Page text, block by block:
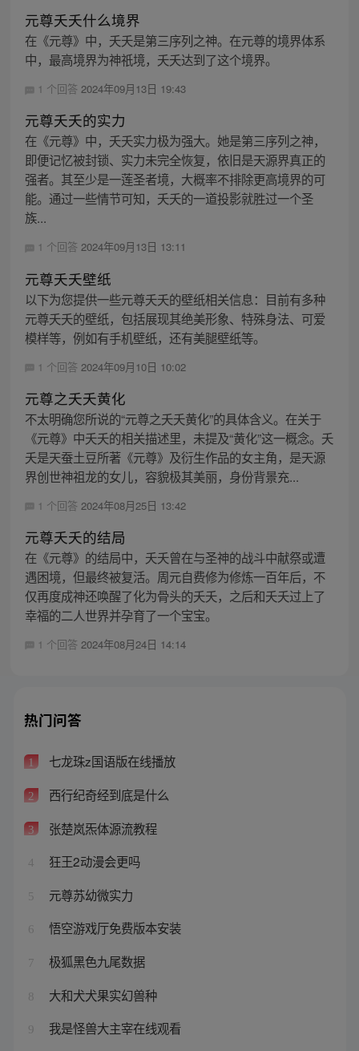
元尊夭夭什么境界
在《元尊》中，夭夭是第三序列之神。在元尊的境界体系
中，最高境界为神祇境，夭夭达到了这个境界。
1 个回答 2024年09月13日 19:43
元尊夭夭的实力
在《元尊》中，夭夭实力极为强大。她是第三序列之神，
即便记忆被封锁、实力未完全恢复，依旧是天源界真正的
强者。其至少是一莲圣者境，大概率不排除更高境界的可
能。通过一些情节可知，夭夭的一道投影就胜过一个圣
族...
1 个回答 2024年09月13日 13:11
元尊夭夭壁纸
以下为您提供一些元尊夭夭的壁纸相关信息：目前有多种
元尊夭夭的壁纸，包括展现其绝美形象、特殊身法、可爱
模样等，例如有手机壁纸，还有美腿壁纸等。
1 个回答 2024年09月10日 10:02
元尊之夭夭黄化
不太明确您所说的“元尊之夭夭黄化”的具体含义。在关于
《元尊》中夭夭的相关描述里，未提及“黄化”这一概念。夭
夭是天蚕土豆所著《元尊》及衍生作品的女主角，是天源
界创世神祖龙的女儿，容貌极其美丽，身份背景充...
1 个回答 2024年08月25日 13:42
元尊夭夭的结局
在《元尊》的结局中，夭夭曾在与圣神的战斗中献祭或遭
遇困境，但最终被复活。周元自费修为修炼一百年后，不
仅再度成神还唤醒了化为骨头的夭夭，之后和夭夭过上了
幸福的二人世界并孕育了一个宝宝。
1 个回答 2024年08月24日 14:14
热门问答
1 七龙珠z国语版在线播放
2 西行纪奇经到底是什么
3 张楚岚炁体源流教程
4 狂王2动漫会更吗
5 元尊苏幼微实力
6 悟空游戏厅免费版本安装
7 极狐黑色九尾数据
8 大和犬犬果实幻兽种
9 我是怪兽大主宰在线观看